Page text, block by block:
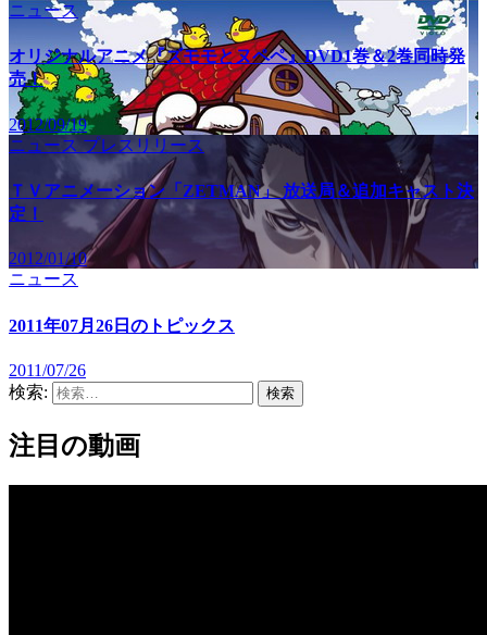
ニュース
オリジナルアニメ『ズモモとヌペペ』DVD1巻＆2巻同時発
売！
2012/09/19
ニュース プレスリリース
ＴＶアニメーション「ZETMAN」 放送局＆追加キャスト決
定！
2012/01/10
ニュース
2011年07月26日のトピックス
2011/07/26
検索:
注目の動画